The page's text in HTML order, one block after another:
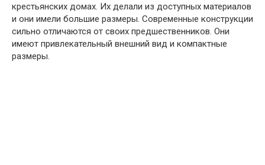
крестьянских домах. Их делали из доступных материалов
и они имели большие размеры. Современные конструкции
сильно отличаются от своих предшественников. Они
имеют привлекательный внешний вид и компактные
размеры.